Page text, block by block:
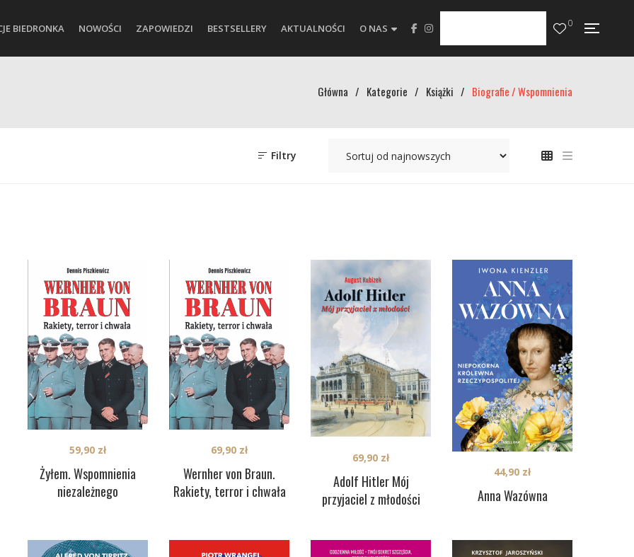
BIEDRONKA NOWOŚCI ZAPOWIEDZI BESTSELLERY AKTUALNOŚCI O NAS 0
Główna / Kategorie / Książki / Biografie / Wspomnienia
Filtry
Żyłem. Wspomnienia
niezależnego
59,90 zł
Wernher von Braun.
Rakiety, terror i chwała
69,90 zł
Adolf Hitler Mój
przyjaciel z młodości
69,90 zł
Anna Wazówna
44,90 zł